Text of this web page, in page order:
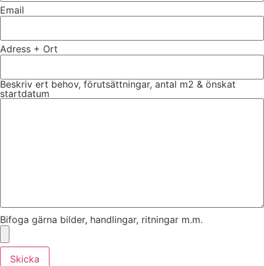
Email
Adress + Ort
Beskriv ert behov, förutsättningar, antal m2 & önskat
startdatum
Bifoga gärna bilder, handlingar, ritningar m.m.
Skicka